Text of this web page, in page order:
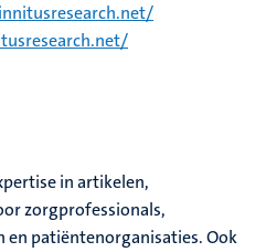
in artikelen,
zorgprofessionals,
patiëntenorganisaties. Ook